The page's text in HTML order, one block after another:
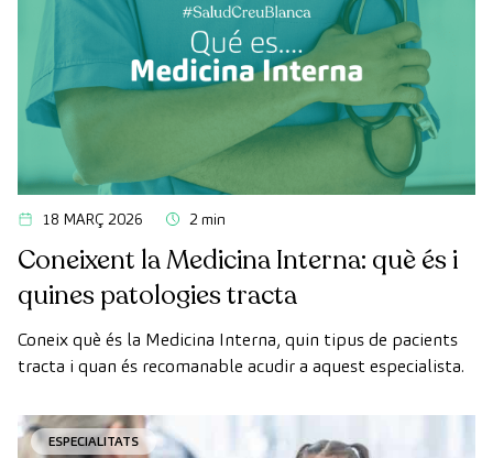
18 MARÇ 2026 2 min
Coneixent la Medicina Interna: què és i
quines patologies tracta
Coneix què és la Medicina Interna, quin tipus de pacients
tracta i quan és recomanable acudir a aquest especialista.
ESPECIALITATS